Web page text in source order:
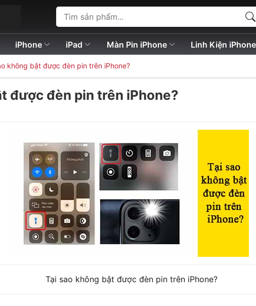
iPhone iPad Màn Pin iPhone Linh Kiện iPhone
không bật được đèn pin trên iPhone?
được đèn pin trên iPhone?
Tại sao không bật được đèn pin trên iPhone?